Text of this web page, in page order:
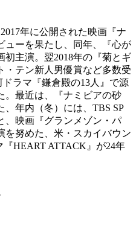
年に公開された映画『ナ
ューを果たし、同年、『心が
初主演。翌2018年の『菊とギ
・テン新人男優賞など多数受
ラマ『鎌倉殿の13人』で源
。最近は、『ナミビアの砂
年内（冬）には、TBS SP
、映画『グランメゾン・パ
を努めた、米・スカイバウン
HEART ATTACK』が24年